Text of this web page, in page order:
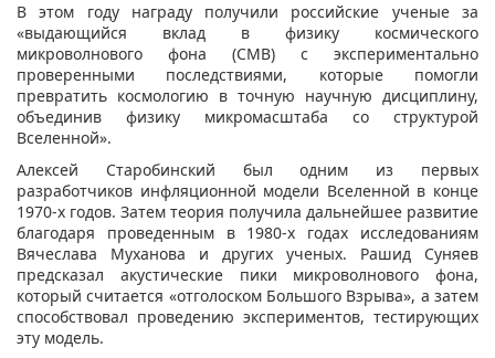
В этом году награду получили российские ученые за
«выдающийся вклад в физику космического
микроволнового фона (CMB) с экспериментально
проверенными последствиями, которые помогли
превратить космологию в точную научную дисциплину,
объединив физику микромасштаба со структурой
Вселенной».
Алексей Старобинский был одним из первых
разработчиков инфляционной модели Вселенной в конце
1970-х годов. Затем теория получила дальнейшее развитие
благодаря проведенным в 1980-х годах исследованиям
Вячеслава Муханова и других ученых. Рашид Суняев
предсказал акустические пики микроволнового фона,
который считается «отголоском Большого Взрыва», а затем
способствовал проведению экспериментов, тестирующих
эту модель.